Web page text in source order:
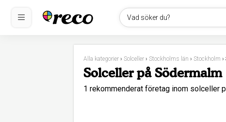
Vad söker du?
Alla kategorier › Solceller › Stockholms län › Stockholm ›
Solceller på Södermalm
1 rekommenderat företag inom solceller